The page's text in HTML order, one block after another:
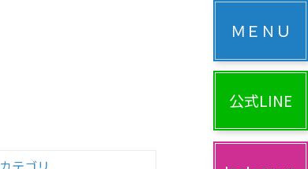
公式LINE